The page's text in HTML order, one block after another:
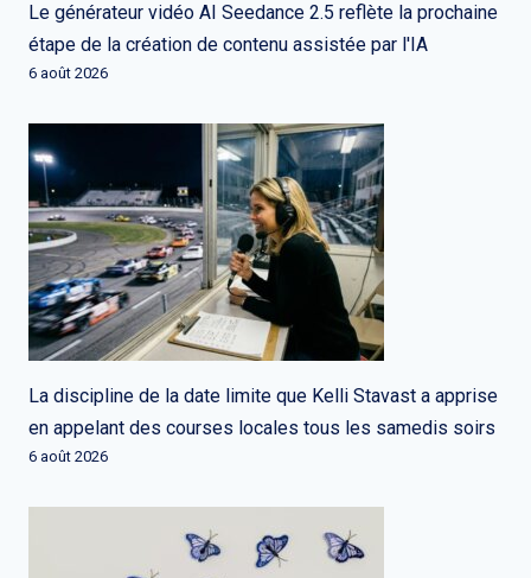
Le générateur vidéo AI Seedance 2.5 reflète la prochaine
étape de la création de contenu assistée par l'IA
6 août 2026
La discipline de la date limite que Kelli Stavast a apprise
en appelant des courses locales tous les samedis soirs
6 août 2026